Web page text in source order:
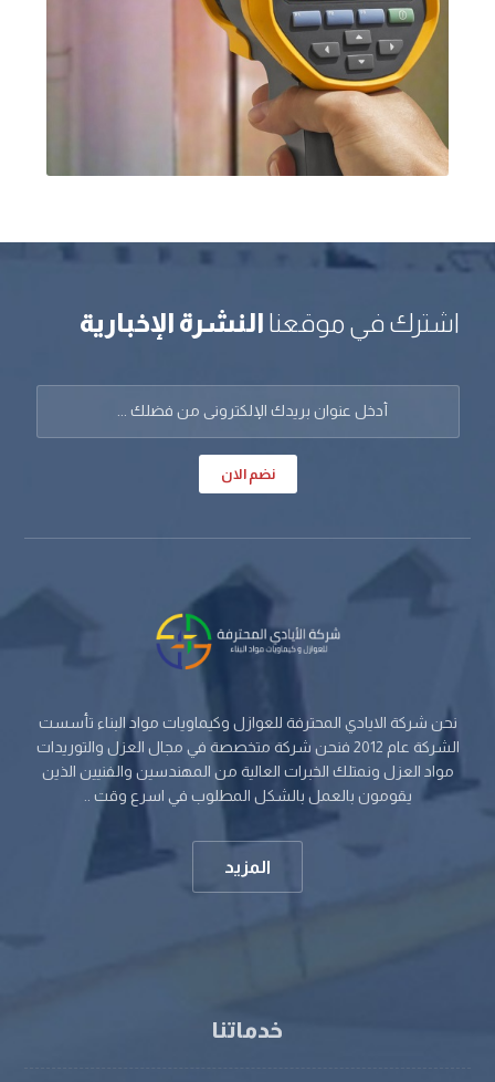
اشترك في موقعنا النشرة الإخبارية
نضم الان
نحن شركة الايادي المحترفة للعوازل وكيماويات مواد البناء تأسست
الشركة عام 2012 فنحن شركة متخصصة في مجال العزل والتوريدات
مواد العزل ونمتلك الخبرات العالية من المهندسين والفنيين الذين
يقومون بالعمل بالشكل المطلوب في اسرع وقت ..
المزيد
خدماتنا